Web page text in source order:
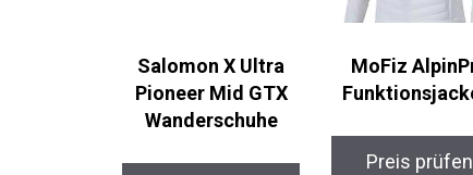
Salomon X Ultra
Pioneer Mid GTX
Wanderschuhe
MoFiz
Preis prüfen